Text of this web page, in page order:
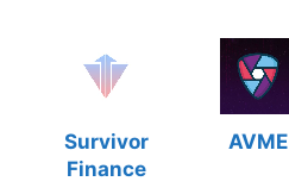
Survivor
Finance
AVME